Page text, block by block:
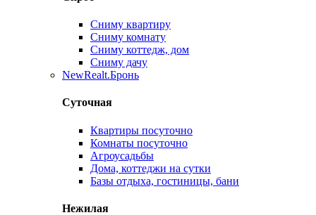
Сниму квартиру
Сниму комнату
Сниму коттедж, дом
Сниму дачу
NewRealt.Бронь
Суточная
Квартиры посуточно
Комнаты посуточно
Агроусадьбы
Дома, коттеджи на сутки
Базы отдыха, гостиницы, бани
Нежилая